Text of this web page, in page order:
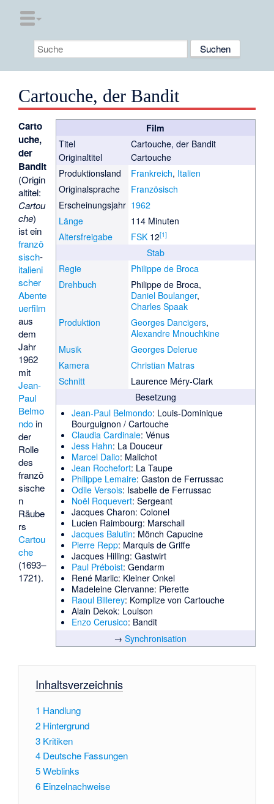
Cartouche, der Bandit
Film
Titel
Cartouche, der Bandit
Originaltitel
Cartouche
Produktionsland
Frankreich, Italien
Originalsprache
Französisch
Erscheinungsjahr 1962
Länge
114 Minuten
Altersfreigabe
FSK12[1]
Stab
Regie
Philippe de Broca
Drehbuch
Philippe de Broca,
Daniel Boulanger,
Charles Spaak
Produktion
Georges Dancigers,
Alexandre Mnouchkine
Musik
Georges Delerue
Kamera
Christian Matras
Schnitt
Laurence Méry-Clark
Besetzung
Jean-Paul Belmondo: Louis-Dominique
Bourguignon / Cartouche
Claudia Cardinale: Vénus
Jess Hahn: La Douceur
Marcel Dalio: Malichot
Jean Rochefort: La Taupe
Philippe Lemaire: Gaston de Ferrussac
Odile Versois: Isabelle de Ferrussac
Noël Roquevert: Sergeant
Jacques Charon: Colonel
Lucien Raimbourg: Marschall
Jacques Balutin: Mönch Capucine
Pierre Repp: Marquis de Griffe
Jacques Hilling: Gastwirt
Paul Préboist: Gendarm
René Marlic: Kleiner Onkel
Madeleine Clervanne: Pierette
Raoul Billerey: Komplize von Cartouche
Alain Dekok: Louison
Enzo Cerusico: Bandit
→ Synchronisation
Carto
uche,
der
Bandit
(Origin
altitel:
Cartou
che)
ist ein
franzö
sisch-
italieni
scher
Abente
uerfilm
aus
dem
Jahr
1962
mit
Jean-
Paul
Belmo
ndo in
der
Rolle
des
franzö
sische
n
Räube
rs
Cartou
che
(1693–
1721).
Inhaltsverzeichnis
1 Handlung
2 Hintergrund
3 Kritiken
4 Deutsche Fassungen
5Weblinks
6 Einzelnachweise